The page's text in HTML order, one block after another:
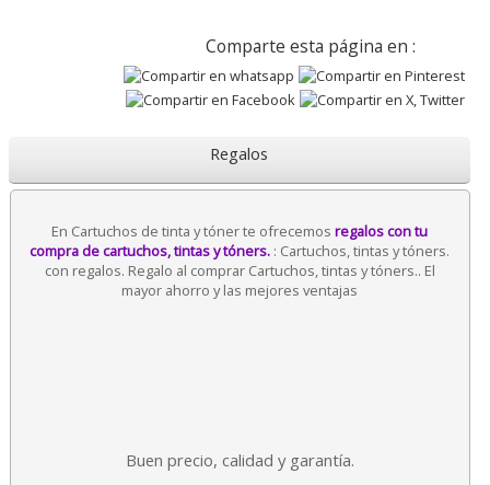
Comparte esta página en :
Regalos
En Cartuchos de tinta y tóner te ofrecemosregalos con tu
compra de cartuchos, tintas y tóners. : Cartuchos, tintas y tóners.
con regalos. Regalo al comprar Cartuchos, tintas y tóners.. El
mayor ahorro y las mejores ventajas
Buen precio, calidad y garantía.